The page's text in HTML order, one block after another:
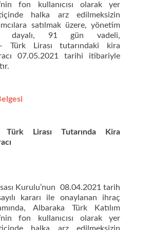
fon kullanıcısı olarak yer
halka arz edilmeksizin
satılmak üzere, yönetim
dayalı, 91 gün vadeli,
Türk Lirası tutarındaki kira
07.05.2021 tarihi itibariyle
Türk Lirası Tutarında Kira
Kurulu’nun 08.04.2021 tarih
kararı ile onaylanan ihraç
Albaraka Türk Katılım
fon kullanıcısı olarak yer